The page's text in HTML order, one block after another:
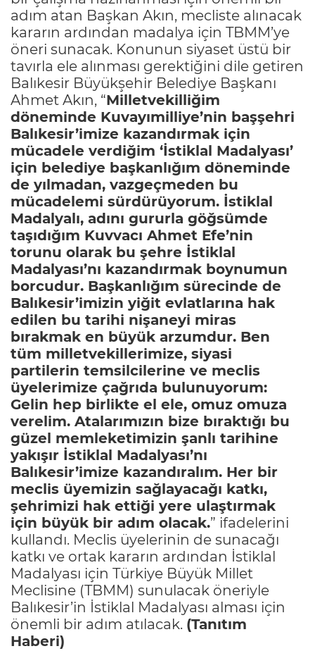
adım atan Başkan Akın, mecliste alınacak
kararın ardından madalya için TBMM’ye
öneri sunacak. Konunun siyaset üstü bir
tavırla ele alınması gerektiğini dile getiren
Balıkesir Büyükşehir Belediye Başkanı
Ahmet Akın, “Milletvekilliğim
döneminde Kuvayımilliye’nin başşehri
Balıkesir’imize kazandırmak için
mücadele verdiğim ‘İstiklal Madalyası’
için belediye başkanlığım döneminde
de yılmadan, vazgeçmeden bu
mücadelemi sürdürüyorum. İstiklal
Madalyalı, adını gururla göğsümde
taşıdığım Kuvvacı Ahmet Efe’nin
torunu olarak bu şehre İstiklal
Madalyası’nı kazandırmak boynumun
borcudur. Başkanlığım sürecinde de
Balıkesir’imizin yiğit evlatlarına hak
edilen bu tarihi nişaneyi miras
bırakmak en büyük arzumdur. Ben
tüm milletvekillerimize, siyasi
partilerin temsilcilerine ve meclis
üyelerimize çağrıda bulunuyorum:
Gelin hep birlikte el ele, omuz omuza
verelim. Atalarımızın bize bıraktığı bu
güzel memleketimizin şanlı tarihine
yakışır İstiklal Madalyası’nı
Balıkesir’imize kazandıralım. Her bir
meclis üyemizin sağlayacağı katkı,
şehrimizi hak ettiği yere ulaştırmak
için büyük bir adım olacak.” ifadelerini
kullandı. Meclis üyelerinin de sunacağı
katkı ve ortak kararın ardından İstiklal
Madalyası için Türkiye Büyük Millet
Meclisine (TBMM) sunulacak öneriyle
Balıkesir’in İstiklal Madalyası alması için
önemli bir adım atılacak. (Tanıtım
Haberi)